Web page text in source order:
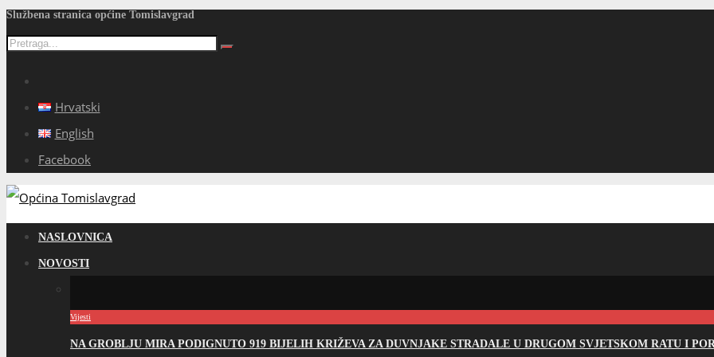
Službena stranica općine Tomislavgrad
Hrvatski
English
Facebook
NASLOVNICA
NOVOSTI
Vijesti
NA GROBLJU MIRA PODIGNUTO 919 BIJELIH KRIŽEVA ZA DUVNJAKE STRADALE U DRUGOM SVJETSKOM RATU I